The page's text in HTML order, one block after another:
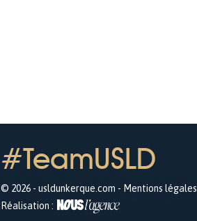
#TeamUSLD
© 2026 - usldunkerque.com - Mentions légales
Réalisation :